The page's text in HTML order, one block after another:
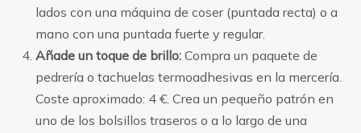
lados con una máquina de coser (puntada recta) o a
mano con una puntada fuerte y regular.
Añade un toque de brillo: Compra un paquete de
pedrería o tachuelas termoadhesivas en la mercería.
Coste aproximado: 4 €. Crea un pequeño patrón en
uno de los bolsillos traseros o a lo largo de una